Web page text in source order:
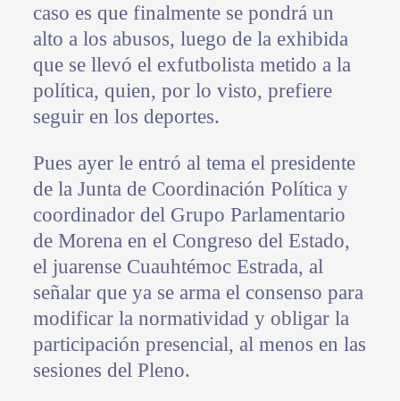
caso es que finalmente se pondrá un
alto a los abusos, luego de la exhibida
que se llevó el exfutbolista metido a la
política, quien, por lo visto, prefiere
seguir en los deportes.
Pues ayer le entró al tema el presidente
de la Junta de Coordinación Política y
coordinador del Grupo Parlamentario
de Morena en el Congreso del Estado,
el juarense Cuauhtémoc Estrada, al
señalar que ya se arma el consenso para
modificar la normatividad y obligar la
participación presencial, al menos en las
sesiones del Pleno.